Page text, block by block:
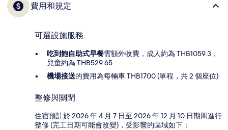
費用和規定
可選設施服務
吃到飽自助式早餐需額外收費，成人約為 THB1059.3，
兒童約為 THB529.65
機場接送的費用為每輛車 THB1700 (單程，共 2 個座位)
整修與關閉
住宿預計於 2026 年 4 月 7 日至 2026 年 12 月 10 日期間進行
整修 (完工日期可能會改變)，受影響的區域如下：